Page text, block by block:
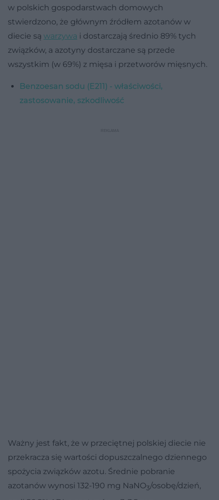
w polskich gospodarstwach domowych
stwierdzono, że głównym źródłem azotanów w
diecie są warzywa i dostarczają średnio 89% tych
związków, a azotyny dostarczane są przede
wszystkim (w 69%) z mięsa i przetworów mięsnych.
Benzoesan sodu (E211) - właściwości,
zastosowanie, szkodliwość
Ważny jest fakt, że w przeciętnej polskiej diecie nie
przekracza się wartości dopuszczalnego dziennego
spożycia związków azotu. Średnie pobranie
azotanów wynosi 132-190 mg NaNO3/osobę/dzień,